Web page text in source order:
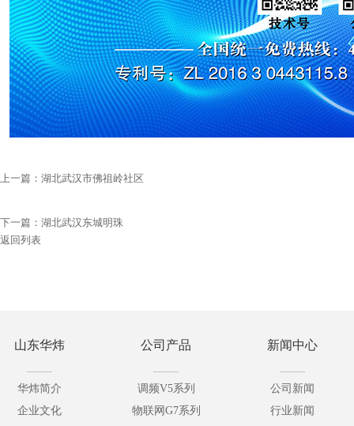
上一篇： 湖北武汉市佛祖岭社区
下一篇： 湖北武汉东城明珠
返回列表
山东华炜
华炜简介
企业文化
公司产品
调频V5系列
物联网G7系列
新闻中心
公司新闻
行业新闻